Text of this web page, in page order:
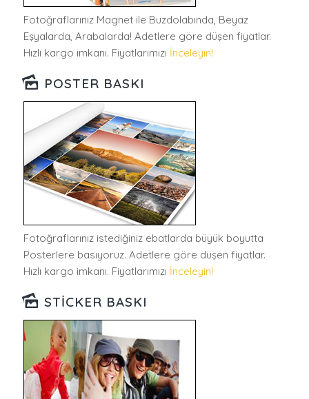
Fotoğraflarınız Magnet ile Buzdolabında, Beyaz
Eşyalarda, Arabalarda! Adetlere göre düşen fiyatlar.
Hızlı kargo imkanı. Fiyatlarımızı İnceleyin!
POSTER BASKI
Fotoğraflarınız istediğiniz ebatlarda büyük boyutta
Posterlere basıyoruz. Adetlere göre düşen fiyatlar.
Hızlı kargo imkanı. Fiyatlarımızı İnceleyin!
STICKER BASKI